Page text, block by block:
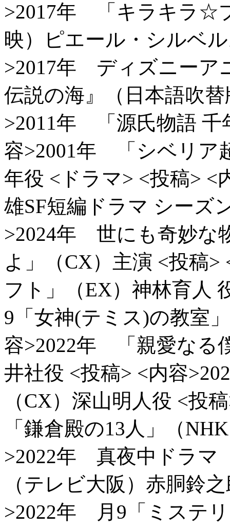
>2017年 「キラキラ☆
映）ピエール・シルベ
>2017年 ディズニーア
伝説の海』（日本語吹
>2011年 「源氏物語 千
容>2001年 「シベリア
年役 <ドラマ> <投稿>
雄SF短編ドラマ シーズ
>2024年 世にも奇妙な
よ」（CX）主演 <投稿>
フト」（EX）神林育人
9「女神(テミス)の教室
容>2022年 「親愛なる
井社役 <投稿> <内容
（CX）深山明人役 <投
「鎌倉殿の13人」（
>2022年 真夜中ドラマ
（テレビ大阪）赤胴鈴
>2022年 月9「ミステ